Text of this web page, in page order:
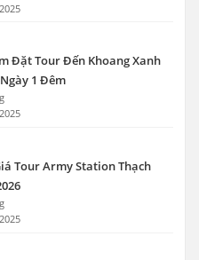
Đặt Tour Đến Khoang Xanh
1 Đêm
Tour Army Station Thạch